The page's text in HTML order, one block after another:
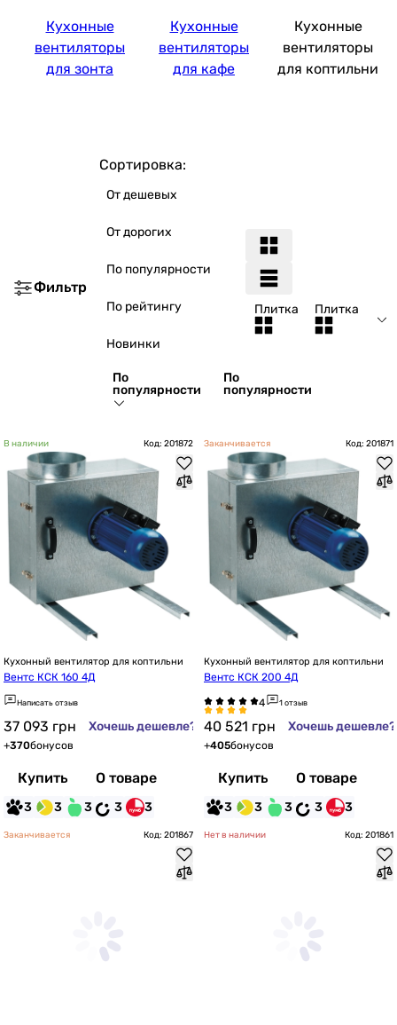
Кухонные
вентиляторы
для зонта
Кухонные
вентиляторы
для кафе
Кухонные
вентиляторы
для коптильни
Фильтр
Сортировка:
От дешевых
От дорогих
По популярности
По рейтингу
Новинки
По
популярности
По
популярности
Плитка Плитка
В наличии Код: 201872
Кухонный вентилятор для коптильни
Вентс КСК 160 4Д
Написать отзыв
37 093 грн Хочешь дешевле?
+370бонусов
Купить О товаре
3 3 3 3 3
Заканчивается Код: 201871
Кухонный вентилятор для коптильни
Вентс КСК 200 4Д
1 отзыв
40 521 грн Хочешь дешевле?
+405бонусов
Купить О товаре
3 3 3 3 3
Заканчивается Код: 201867 Нет в наличии Код: 201861